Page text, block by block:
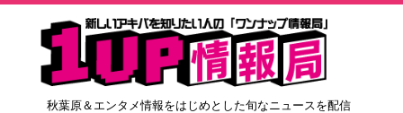
秋葉原＆エンタメ情報をはじめとした旬なニュースを配信